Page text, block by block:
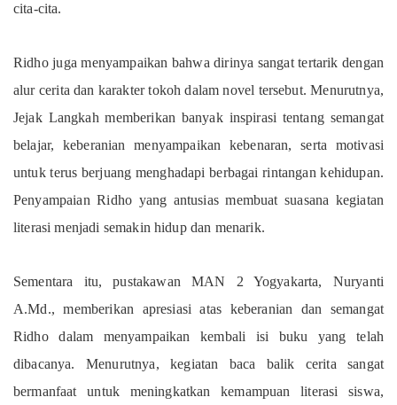
cita-cita.
Ridho juga menyampaikan bahwa dirinya sangat tertarik dengan
alur cerita dan karakter tokoh dalam novel tersebut. Menurutnya,
Jejak Langkah memberikan banyak inspirasi tentang semangat
belajar, keberanian menyampaikan kebenaran, serta motivasi
untuk terus berjuang menghadapi berbagai rintangan kehidupan.
Penyampaian Ridho yang antusias membuat suasana kegiatan
literasi menjadi semakin hidup dan menarik.
Sementara itu, pustakawan MAN 2 Yogyakarta, Nuryanti
A.Md., memberikan apresiasi atas keberanian dan semangat
Ridho dalam menyampaikan kembali isi buku yang telah
dibacanya. Menurutnya, kegiatan baca balik cerita sangat
bermanfaat untuk meningkatkan kemampuan literasi siswa,